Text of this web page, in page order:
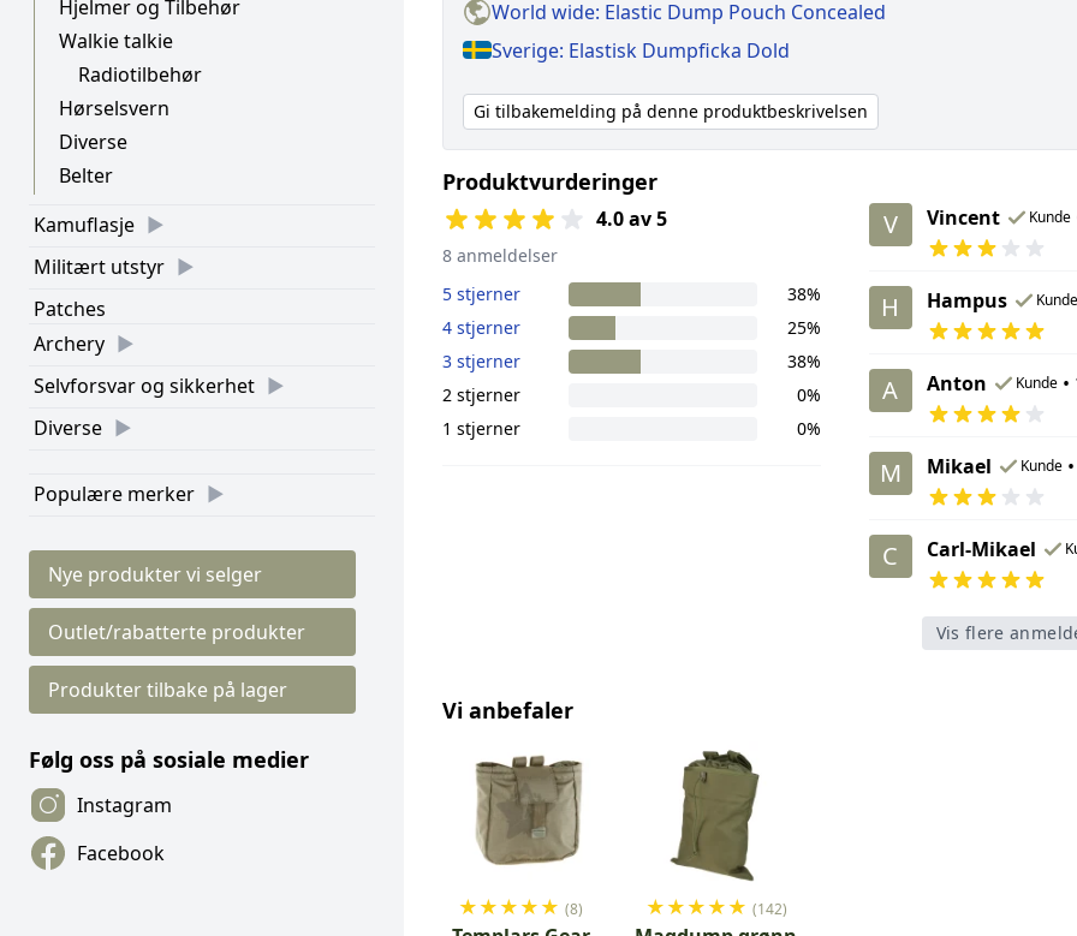
Hjelmer og Tilbehør
Walkie talkie
Radiotilbehør
Hørselsvern
Diverse
Belter
Kamuflasje
Militært utstyr
Patches
Archery
Selvforsvar og sikkerhet
Diverse
Populære merker
Nye produkter vi selger
Outlet/rabatterte produkter
Produkter tilbake på lager
Følg oss på sosiale medier
Instagram
Facebook
World wide: Elastic Dump Pouch Concealed
Sverige: Elastisk Dumpficka Dold
Gi tilbakemelding på denne produktbeskrivelsen
Produktvurderinger
4.0 av 5
8 anmeldelser
5 stjerner
38%
4 stjerner
25%
3 stjerner
38%
2 stjerner
0%
1 stjerner
0%
V Vincent Kunde
H Hampus Kunde
A Anton Kunde •
M Mikael Kunde •
C Carl-Mikael
Vis flere
Vi anbefaler
★★★★★ (8) ★★★★★ (142)